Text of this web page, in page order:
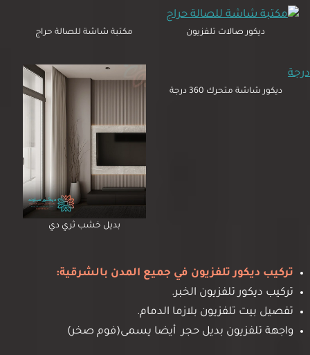
ديكور صالات تلفزيون مكتبة شاشة للصالة حراج
ديكور شاشة متحرك 360 درجة
بديل خشب ثري دي
تركيب ديكور تلفزيون في جميع المدن بالشرقية:
تركيب ديكور تلفزيون الخبر.
تفصيل بيت تلفزيون بلازما الدمام.
واجهة تلفزيون بديل حجر أيضا يسمى(فوم صخر)